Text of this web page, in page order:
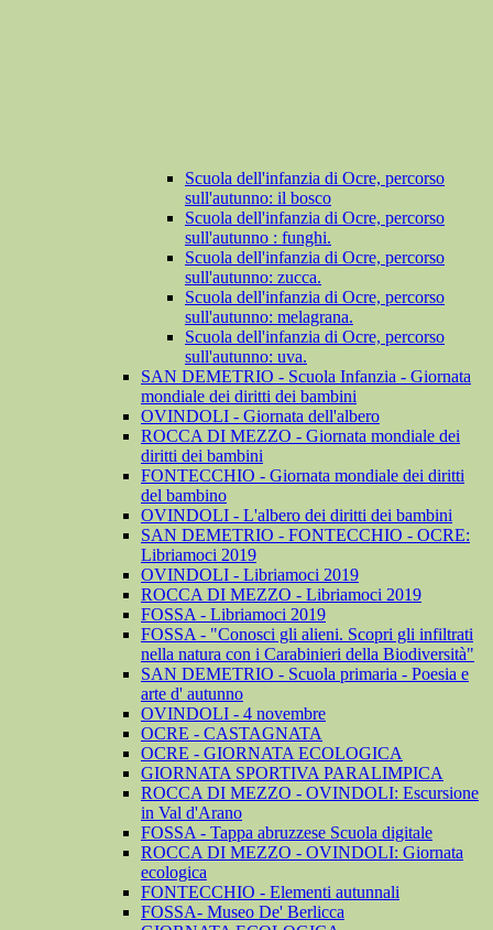
Scuola dell'infanzia di Ocre, percorso
sull'autunno: il bosco
Scuola dell'infanzia di Ocre, percorso
sull'autunno : funghi.
Scuola dell'infanzia di Ocre, percorso
sull'autunno: zucca.
Scuola dell'infanzia di Ocre, percorso
sull'autunno: melagrana.
Scuola dell'infanzia di Ocre, percorso
sull'autunno: uva.
SAN DEMETRIO - Scuola Infanzia - Giornata
mondiale dei diritti dei bambini
OVINDOLI - Giornata dell'albero
ROCCA DI MEZZO - Giornata mondiale dei
diritti dei bambini
FONTECCHIO - Giornata mondiale dei diritti
del bambino
OVINDOLI - L'albero dei diritti dei bambini
SAN DEMETRIO - FONTECCHIO - OCRE:
Libriamoci 2019
OVINDOLI - Libriamoci 2019
ROCCA DI MEZZO - Libriamoci 2019
FOSSA - Libriamoci 2019
FOSSA - "Conosci gli alieni. Scopri gli infiltrati
nella natura con i Carabinieri della Biodiversità"
SAN DEMETRIO - Scuola primaria - Poesia e
arte d' autunno
OVINDOLI - 4 novembre
OCRE - CASTAGNATA
OCRE - GIORNATA ECOLOGICA
GIORNATA SPORTIVA PARALIMPICA
ROCCA DI MEZZO - OVINDOLI: Escursione
in Val d'Arano
FOSSA - Tappa abruzzese Scuola digitale
ROCCA DI MEZZO - OVINDOLI: Giornata
ecologica
FONTECCHIO - Elementi autunnali
FOSSA- Museo De' Berlicca